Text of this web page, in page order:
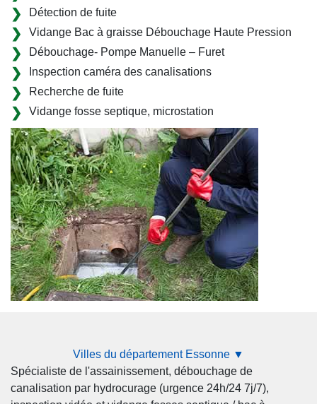
Détection de fuite
Vidange Bac à graisse Débouchage Haute Pression
Débouchage- Pompe Manuelle – Furet
Inspection caméra des canalisations
Recherche de fuite
Vidange fosse septique, microstation
Villes du département Essonne ▼
Spécialiste de l'assainissement, débouchage de
canalisation par hydrocurage (urgence 24h/24 7j/7),